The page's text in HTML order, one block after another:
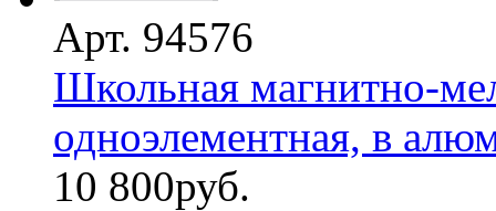
Арт. 94576
Школьная магнитно-
одноэлементная, в
10 800руб.